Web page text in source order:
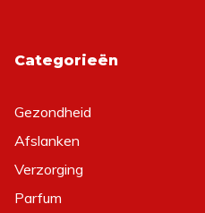
Categorieën
Gezondheid
Afslanken
Verzorging
Parfum